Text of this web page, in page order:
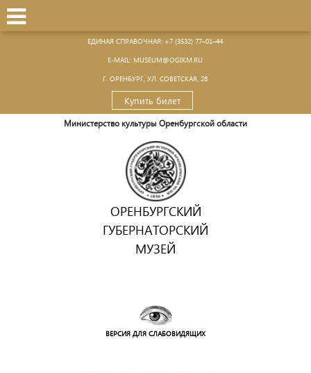
ЕДИНАЯ СПРАВОЧНАЯ: +7 (3532) 77–01–44
Е-MAIL: MUSEUM@OGIKM.RU
Г. ОРЕНБУРГ, УЛ. СОВЕТСКАЯ, 28
Купить билет
Министерство культуры Оренбургской области
ОРЕНБУРГСКИЙ
ГУБЕРНАТОРСКИЙ
МУЗЕЙ
ВЕРСИЯ ДЛЯ СЛАБОВИДЯЩИХ